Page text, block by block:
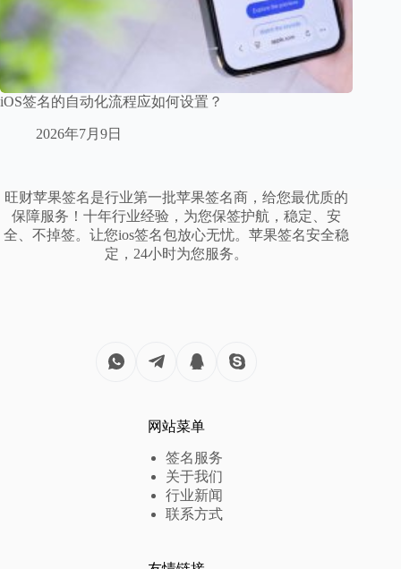
iOS签名的自动化流程应如何设置？
2026年7月9日
旺财苹果签名是行业第一批苹果签名商，给您最优质的
保障服务！十年行业经验，为您保签护航，稳定、安
全、不掉签。让您ios签名包放心无忧。苹果签名安全稳
定，24小时为您服务。
网站菜单
签名服务
关于我们
行业新闻
联系方式